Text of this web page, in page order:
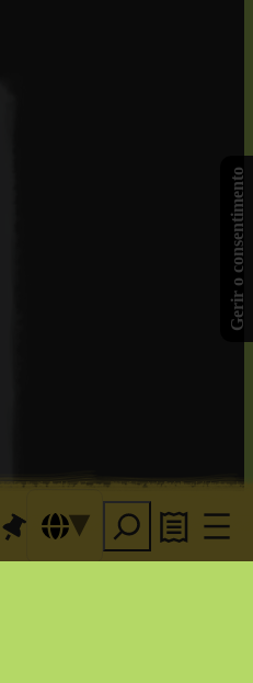
Gerir o consentimento